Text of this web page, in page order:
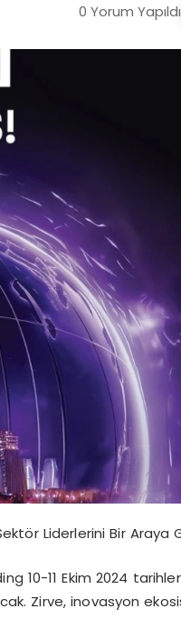
0 Yorum Yapıldı
Liderlerini Bir Araya
10-11 Ekim 2024
Zirve, inovasyon